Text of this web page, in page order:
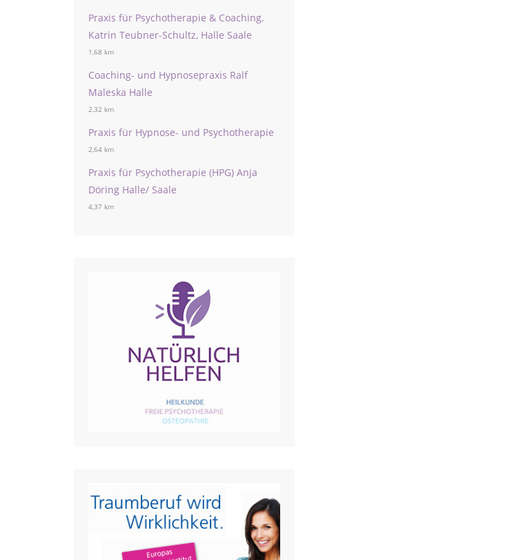
Praxis für Psychotherapie & Coaching,
Katrin Teubner-Schultz, Halle Saale
1,68 km
Coaching- und Hypnosepraxis Ralf
Maleska Halle
2,32 km
Praxis für Hypnose- und Psychotherapie
2,64 km
Praxis für Psychotherapie (HPG) Anja
Döring Halle/ Saale
4,37 km